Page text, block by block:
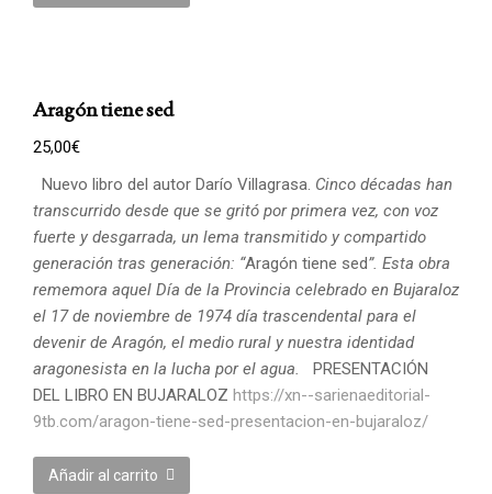
Aragón tiene sed
25,00€
Nuevo libro del autor Darío Villagrasa. Cinco décadas han
transcurrido desde que se gritó por primera vez, con voz
fuerte y desgarrada, un lema transmitido y compartido
generación tras generación: “Aragón tiene sed”. Esta obra
rememora aquel Día de la Provincia celebrado en Bujaraloz
el 17 de noviembre de 1974 día trascendental para el
devenir de Aragón, el medio rural y nuestra identidad
aragonesista en la lucha por el agua.
PRESENTACIÓN
DEL LIBRO EN BUJARALOZ https://xn--sarienaeditorial-
9tb.com/aragon-tiene-sed-presentacion-en-bujaraloz/
Añadir al carrito